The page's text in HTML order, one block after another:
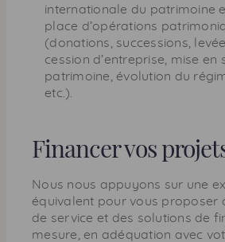
internationale du patrimoine
place d’opérations
(donations, successions, levée
cession d’entreprise, mise en
patrimoine, évolution du
etc.).
Financer vos
Nous nous appuyons sur une
équivalent pour vous proposer
de service et des solutions de
mesure, en adéquation avec